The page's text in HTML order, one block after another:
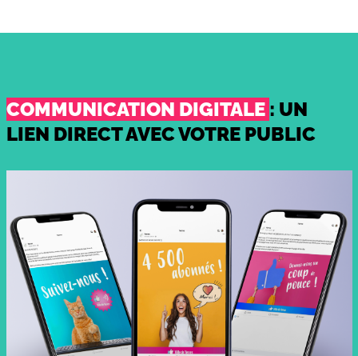
COMMUNICATION DIGITALE : UN
LIEN DIRECT AVEC VOTRE PUBLIC